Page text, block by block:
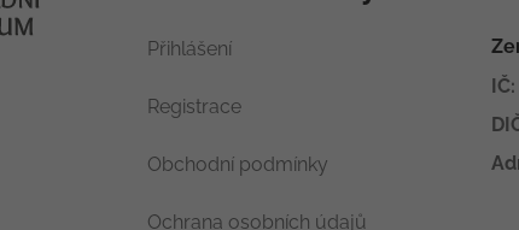
Přihlášení
Registrace
Obchodní podmínky
Ochrana osobních údajů
IČ: